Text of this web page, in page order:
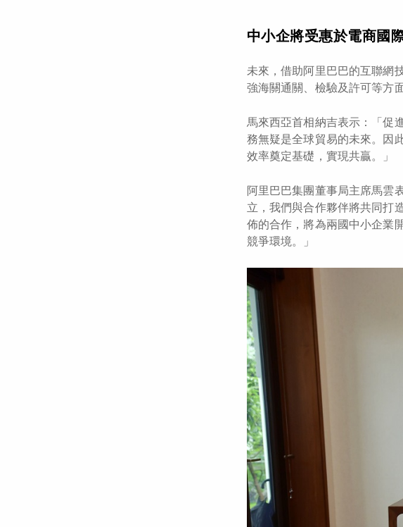
中小企將受惠於電商國
未來，借助阿里巴巴的互聯網
強海關通關、檢驗及許可等方
馬來西亞首相納吉表示：「促
務無疑是全球貿易的未來。因
效率奠定基礎，實現共贏。」
阿里巴巴集團董事局主席馬雲
立，我們與合作夥伴將共同打
佈的合作，將為兩國中小企業
競爭環境。」